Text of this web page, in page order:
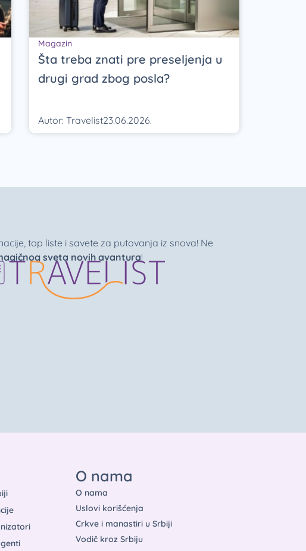
Magazin
Šta treba znati pre preseljenja u
drugi grad zbog posla?
Autor: Travelist23.06.2026.
top liste i savete za putovanja iz snova! Ne
sveta novih avantura!
O nama
O nama
Uslovi korišćenja
Crkve i manastiri u Srbiji
Vodič kroz Srbiju